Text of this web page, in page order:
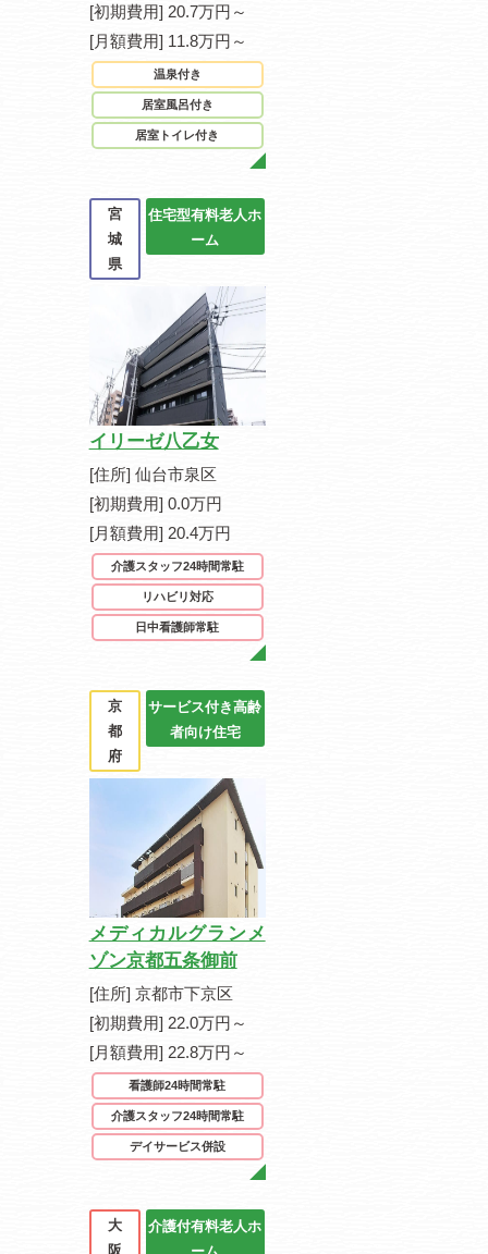
[初期費用] 20.7万円～
[月額費用] 11.8万円～
温泉付き
居室風呂付き
居室トイレ付き
宮
城
県
住宅型有料老人ホ
ーム
イリーゼ八乙女
[住所] 仙台市泉区
[初期費用] 0.0万円
[月額費用] 20.4万円
介護スタッフ24時間常駐
リハビリ対応
日中看護師常駐
京
都
府
サービス付き高齢
者向け住宅
メディカルグランメ
ゾン京都五条御前
[住所] 京都市下京区
[初期費用] 22.0万円～
[月額費用] 22.8万円～
看護師24時間常駐
介護スタッフ24時間常駐
デイサービス併設
大
阪
介護付有料老人ホ